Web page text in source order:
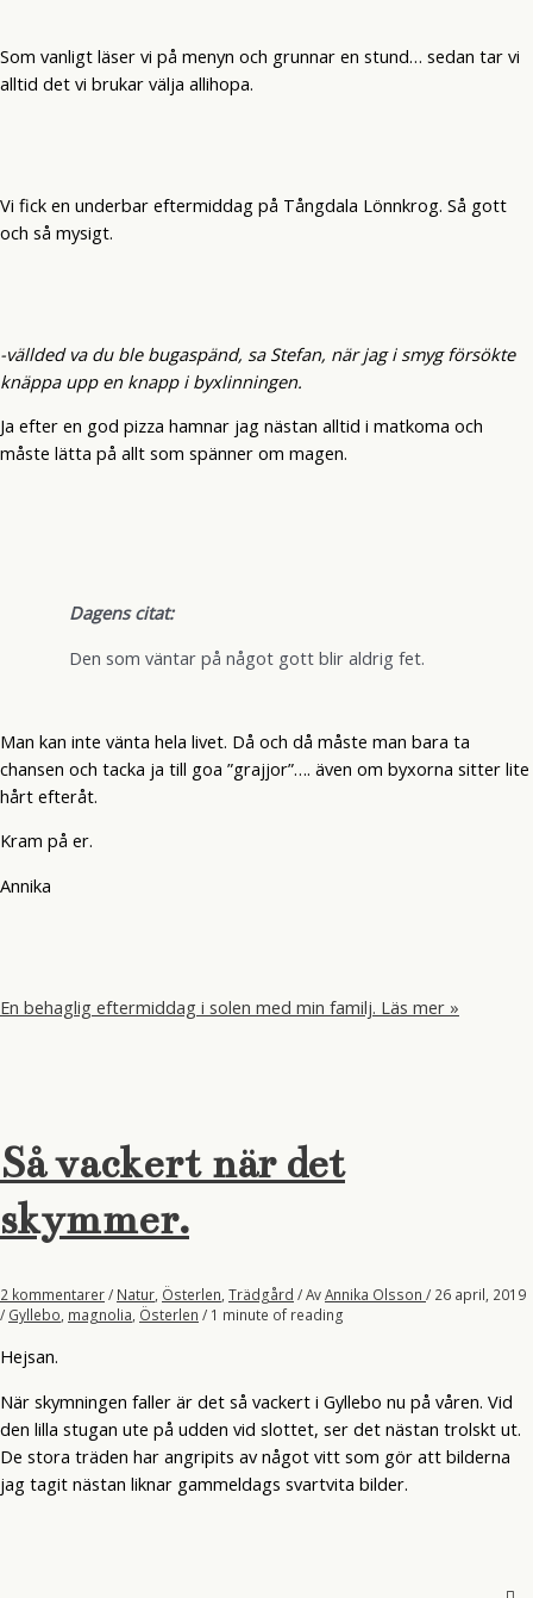
Som vanligt läser vi på menyn och grunnar en stund… sedan tar vi
alltid det vi brukar välja allihopa.
Vi fick en underbar eftermiddag på Tångdala Lönnkrog. Så gott
och så mysigt.
-vällded va du ble bugaspänd, sa Stefan, när jag i smyg försökte
knäppa upp en knapp i byxlinningen.
Ja efter en god pizza hamnar jag nästan alltid i matkoma och
måste lätta på allt som spänner om magen.
Dagens citat:
Den som väntar på något gott blir aldrig fet.
Man kan inte vänta hela livet. Då och då måste man bara ta
chansen och tacka ja till goa ”grajjor”…. även om byxorna sitter lite
hårt efteråt.
Kram på er.
Annika
En behaglig eftermiddag i solen med min familj. Läs mer »
Så vackert när det
skymmer.
2 kommentarer/ Natur, Österlen, Trädgård / AvAnnika Olsson / 26 april, 2019
/ Gyllebo, magnolia, Österlen / 1 minute of reading
Hejsan.
När skymningen faller är det så vackert i Gyllebo nu på våren. Vid
den lilla stugan ute på udden vid slottet, ser det nästan trolskt ut.
De stora träden har angripits av något vitt som gör att bilderna
jag tagit nästan liknar gammeldags svartvita bilder.